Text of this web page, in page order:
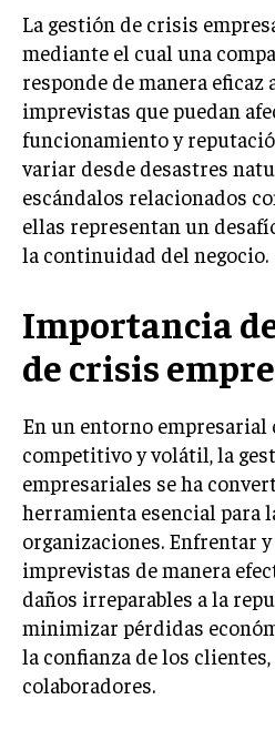
LIFESTYLE
MARKETING
ESTRATEGIAS DE
AGENCIAS DE MARKETING
VENTA DE ENLACES
MARKETING DIGITAL
PUBLICIDAD
VENTAS Y PERSUASIÓN
GESTIÓN DE PRODUCTOS
COMUNICACIÓN
GESTIÓN DE MARCA
INVESTIGACIÓN DE
ANÁLISIS DE
La gestión de crisis
mediante el cual una
responde de manera
imprevistas que puedan
funcionamiento y
variar desde desastres
escándalos relacionados
ellas representan un
la continuidad del negocio.
Importancia
de crisis
En un entorno empresarial
competitivo y volátil, la
empresariales se ha
herramienta esencial para
organizaciones. Enfrentar
imprevistas de manera
daños irreparables a la
minimizar pérdidas
la confianza de los
colaboradores.